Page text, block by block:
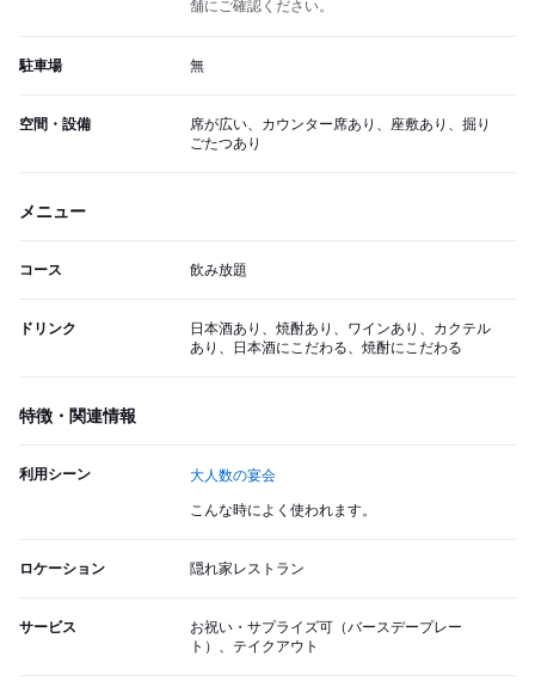
舗にご確認ください。
駐車場 無
空間・設備
席が広い、カウンター席あり、座敷あり、掘り
ごたつあり
メニュー
コース 飲み放題
ドリンク
日本酒あり、焼酎あり、ワインあり、カクテル
あり、日本酒にこだわる、焼酎にこだわる
特徴・関連情報
利用シーン 大人数の宴会
こんな時によく使われます。
ロケーション 隠れ家レストラン
サービス
お祝い・サプライズ可（バースデープレー
ト）、テイクアウト